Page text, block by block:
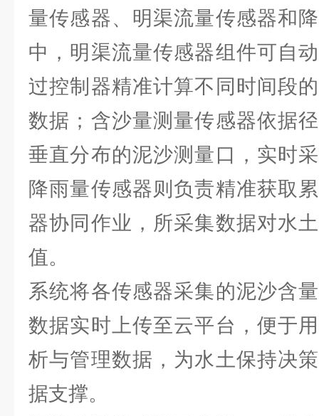
量传感器、明渠流量传感器和
中，明渠流量传感器组件可自
过控制器精准计算不同时间段
数据；含沙量测量传感器依据
垂直分布的泥沙测量口，实时
降雨量传感器则负责精准获取
器协同作业，所采集数据对水
值。
系统将各传感器采集的泥沙含
数据实时上传至云平台，便于
析与管理数据，为水土保持决
据支撑。